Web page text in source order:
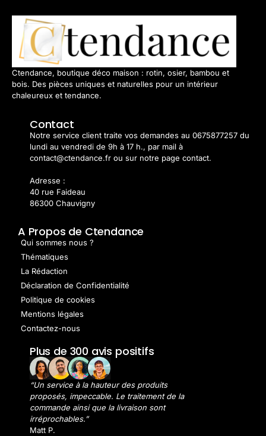
Ctendance, boutique déco maison : rotin, osier, bambou et
bois. Des pièces uniques et naturelles pour un intérieur
chaleureux et tendance.
Contact
Notre service client traite vos demandes au 0675877257 du
lundi au vendredi de 9h à 17 h., par mail à
contact@ctendance.fr ou sur notre page contact.
Adresse :
40 rue Faideau
86300 Chauvigny
A Propos de Ctendance
Qui sommes nous ?
Thématiques
La Rédaction
Déclaration de Confidentialité
Politique de cookies
Mentions légales
Contactez-nous
Plus de 300 avis positifs
“Un service à la hauteur des produits
proposés, impeccable. Le traitement de la
commande ainsi que la livraison sont
irréprochables.”
Matt P.